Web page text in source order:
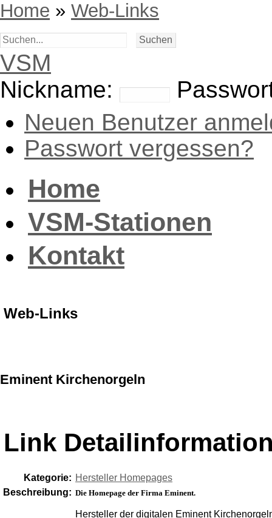
Home » Web-Links
VSM
Nickname:
Neuen Benutzer
Passwort vergessen?
Home
VSM-Stationen
Kontakt
Web-Links
Eminent Kirchenorgeln
Link
Kategorie: Hersteller Homepages
Beschreibung: Die Homepage der Firma Eminent.
Hersteller der digitalen Eminent